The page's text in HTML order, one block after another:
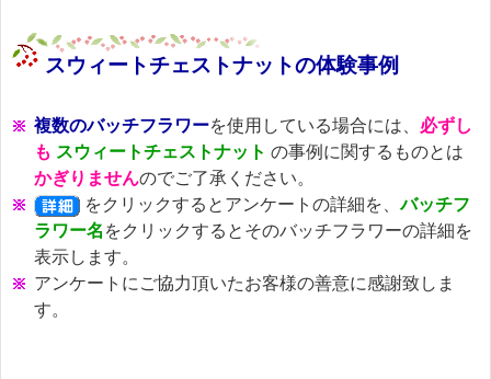
スウィートチェストナットの体験事例
複数のバッチフラワーを使用している場合には、 必ずし
も スウィートチェストナット の事例に関するものとは
かぎりませんのでご了承ください。
をクリックするとアンケートの詳細を、バッチフ
ラワー名 をクリックするとそのバッチフラワーの詳細を
表示します。
アンケートにご協力頂いたお客様の善意に感謝致しま
す。